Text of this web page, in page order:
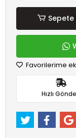
Sepete
Favorilerime
Hızlı